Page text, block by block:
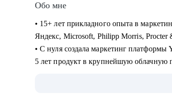
Обо мне
• 15+ лет прикладного опыта в
Яндекс, Microsoft, Philipp Morris, Procter
• С нуля создала маркетинг платформы
5 лет продукт в крупнейшую облачную
• Обладаю глубоким пониманием